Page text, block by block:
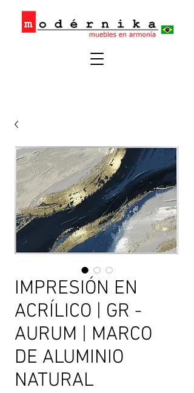
IMPRESIÓN EN
ACRÍLICO | GR -
AURUM | MARCO
DE ALUMINIO
NATURAL